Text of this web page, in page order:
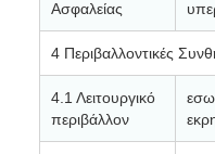
Ασφαλείας
4 Περιβαλλοντικές
4.1 Λειτουργικό
περιβάλλον